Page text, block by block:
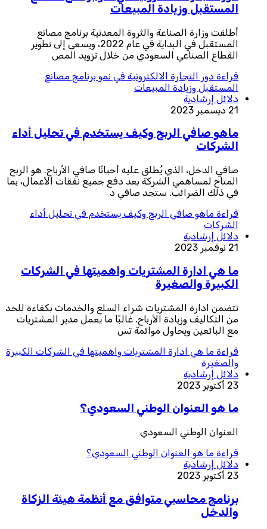
المستقبل وزيادة المبيعات
أطلقت وزارة الصناعة والثروة المعدنية برنامج مصانع
المستقبل في البداية في عام 2022، ويسعى إلى تطوير
القطاع الصناعي السعودي من خلال تزويد المص
قراءة دور التجارة الالكترونية في نمو برنامج مصانع
المستقبل وزيادة المبيعات
دلائل إرشادية
21 ديسمبر 2023
ماهو صافي الربح وكيف يستخدم في تحليل أداء
الشركات
صافي الدخل، الذي يُطلق عليه أحيانًا صافي الأرباح. هو الربح
المتاح لمساهمي الشركة بعد دفع جميع نفقات الأعمال، بما
في ذلك الضرائب. ستجد صافي د
قراءة ماهو صافي الربح وكيف يستخدم في تحليل أداء
الشركات
دلائل إرشادية
21 نوفمبر 2023
ما هي ادارة المشتريات واهميتها في الشركات
الكبيرة والصغيرة
تتضمن ادارة المشتريات شراء السلع والخدمات بكفاءة للحد
من التكاليف وزيادة الأرباح. غالبًا ما يعمل مدير المشتريات
مع البائعين ويحاول موائمة تس
قراءة ما هي ادارة المشتريات واهميتها في الشركات الكبيرة
والصغيرة
دلائل إرشادية
23 أكتوبر 2023
ما هو العنوان الوطني السعودي؟
العنوان الوطني السعودي
قراءة ما هو العنوان الوطني السعودي؟
دلائل إرشادية
23 أكتوبر 2023
برنامج محاسبي متوافق مع أنظمة هيئة الزكاة
والدخل